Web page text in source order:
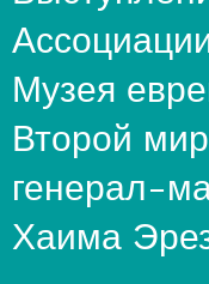
Музея
Второй
генерал-
Хаима